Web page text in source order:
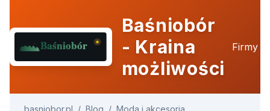
Baśniobór
- Kraina
możliwości
Firmy
basniobor.pl / Blog / Moda i akcesoria